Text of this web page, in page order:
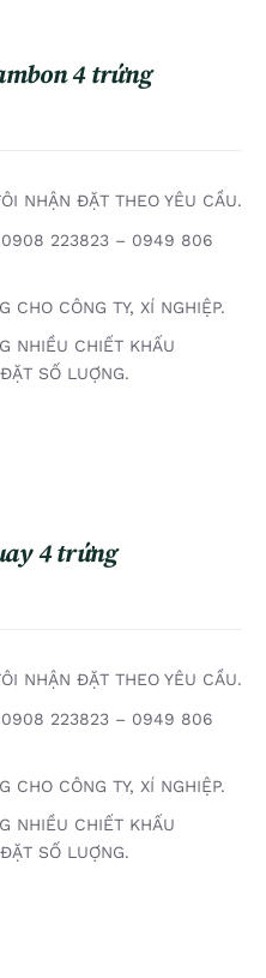
4 trứng
NHẬN ĐẶT THEO YÊU CẦU.
223823 – 0949 806
CHO CÔNG TY, XÍ NGHIỆP.
NHIỀU CHIẾT KHẤU
SỐ LUỢNG.
4 trứng
NHẬN ĐẶT THEO YÊU CẦU.
223823 – 0949 806
CHO CÔNG TY, XÍ NGHIỆP.
NHIỀU CHIẾT KHẤU
SỐ LUỢNG.